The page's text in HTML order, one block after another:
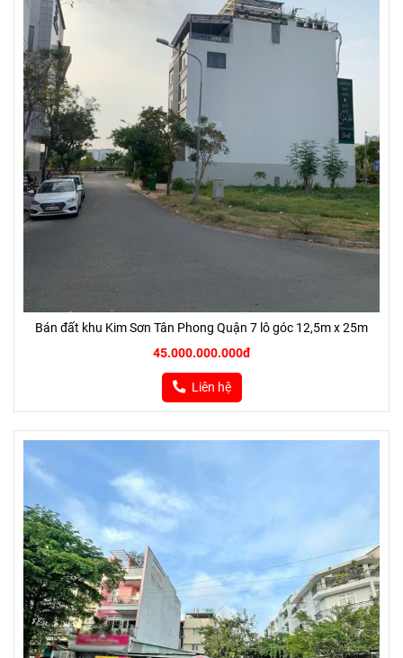
Bán đất khu Kim Sơn Tân Phong Quận 7 lô góc 12,5m x 25m
45.000.000.000đ
Liên hệ